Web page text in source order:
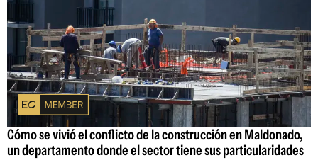
Cómo se vivió el conflicto de la construcción en Maldonado,
un departamento donde el sector tiene sus particularidades